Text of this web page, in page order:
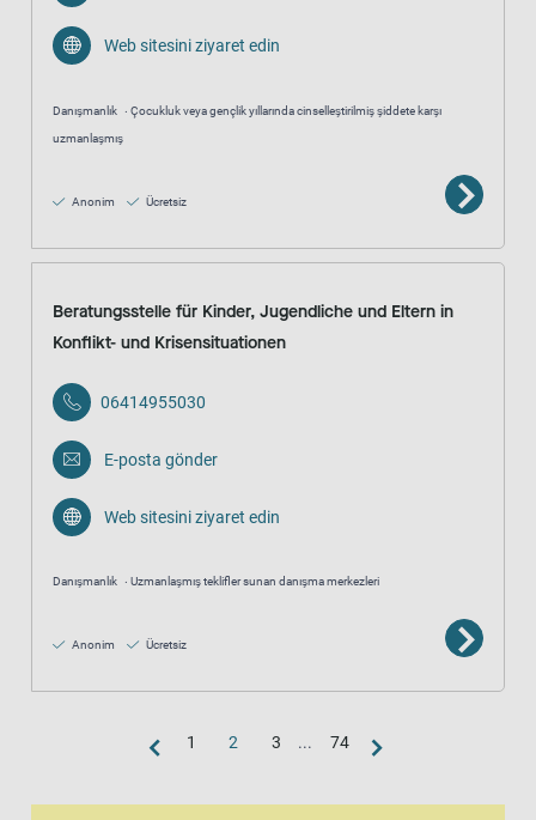
Web sitesini ziyaret edin
Danışmanlık
Çocukluk veya gençlik yıllarında cinselleştirilmiş şiddete karşı
uzmanlaşmış
Anonim Ücretsiz
Beratungsstelle für Kinder, Jugendliche und Eltern in
Konflikt- und Krisensituationen
06414955030
E-posta gönder
Web sitesini ziyaret edin
Danışmanlık Uzmanlaşmış teklifler sunan danışma merkezleri
Anonim Ücretsiz
1 2 3 ... 74
Harita görünümü